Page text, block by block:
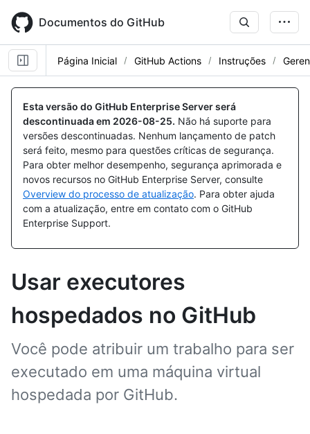
main
content
Documentos do GitHub
Página Inicial GitHub Actions Instruções
Esta versão do GitHub Enterprise Server será
descontinuada em 2026-08-25. Não há suporte para
versões descontinuadas. Nenhum lançamento de patch
será feito, mesmo para questões críticas de segurança.
Para obter melhor desempenho, segurança aprimorada e
novos recursos no GitHub Enterprise Server, consulte
Overview do processo de atualização. Para obter ajuda
com a atualização, entre em contato com o GitHub
Enterprise Support.
Usar executores
hospedados no GitHub
Você pode atribuir um trabalho para ser
executado em uma máquina virtual
hospedada por GitHub.